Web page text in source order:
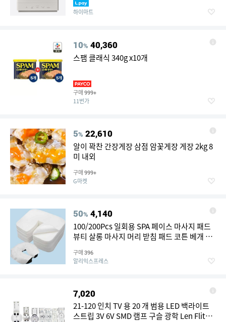
하이마트
10% 40,360
스팸 클래식 340g x10개
구매 999+
11번가
5% 22,610
알이 꽉찬 간장게장 삼점 암꽃게장 게장 2kg 8
미 내외
구매 999+
G마켓
50% 4,140
100/200Pcs 일회용 SPA 페이스 마사지 패드
뷰티 살롱 마사지 머리 받침 패드 코튼 베개 타
구매 396
알리익스프레스
7,020
21-120 인치 TV 용 20 개 범용 LED 백라이트
스트립 3V 6V SMD 램프 구슬 광학 Len Fliter